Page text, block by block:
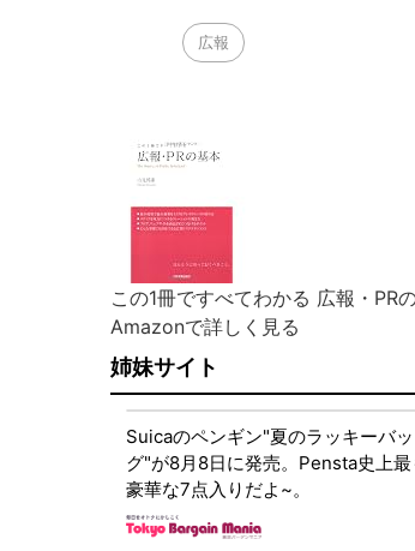
広報
この1冊ですべてわかる 広報・PR
Amazonで詳しく見る
姉妹サイト
Suicaのペンギン"夏のラッキーバッ
グ"が8月8日に発売。Pensta史上最
豪華な7点入りだよ~。